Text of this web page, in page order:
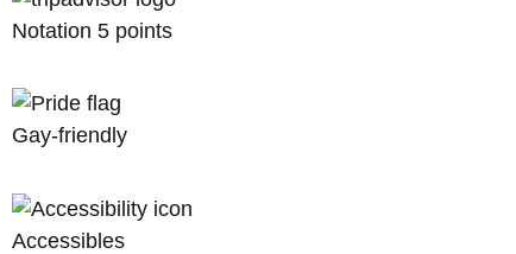
Notation 5 points​
Gay-friendly
Accessibles